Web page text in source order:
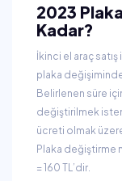
2023
Kadar?
İkinci el araç
plaka
Belirlenen süre
değiştirilmek
ücreti olmak üzere
Plaka değiştirme
= 160 TL’dir.